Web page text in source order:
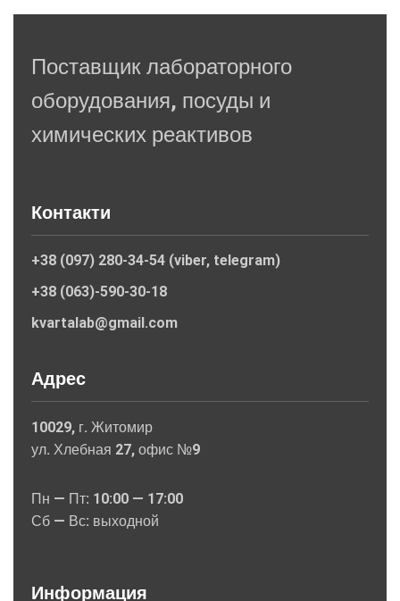
Поставщик лабораторного
оборудования, посуды и
химических реактивов
Контакти
+38 (097) 280-34-54 (viber, telegram)
+38 (063)-590-30-18
kvartalab@gmail.com
Адрес
10029, г. Житомир
ул. Хлебная 27, офис №9
Пн — Пт: 10:00 — 17:00
Сб — Вс: выходной
Информация